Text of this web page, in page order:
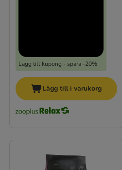
Lägg till kupong - spara -20%
Lägg till i varukorg